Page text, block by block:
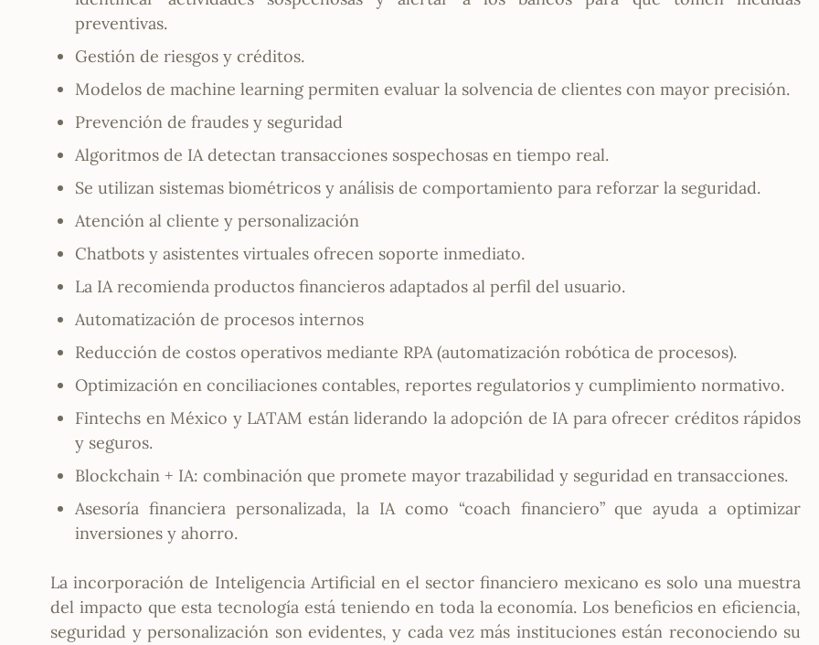
preventivas.
Gestión de riesgos y créditos.
Modelos de machine learning permiten evaluar la solvencia de clientes con mayor precisión.
Prevención de fraudes y seguridad
Algoritmos de IA detectan transacciones sospechosas en tiempo real.
Se utilizan sistemas biométricos y análisis de comportamiento para reforzar la seguridad.
Atención al cliente y personalización
Chatbots y asistentes virtuales ofrecen soporte inmediato.
La IA recomienda productos financieros adaptados al perfil del usuario.
Automatización de procesos internos
Reducción de costos operativos mediante RPA (automatización robótica de procesos).
Optimización en conciliaciones contables, reportes regulatorios y cumplimiento normativo.
Fintechs en México y LATAM están liderando la adopción de IA para ofrecer créditos rápidos
y seguros.
Blockchain + IA: combinación que promete mayor trazabilidad y seguridad en transacciones.
Asesoría financiera personalizada, la IA como “coach financiero” que ayuda a optimizar
inversiones y ahorro.
La incorporación de Inteligencia Artificial en el sector financiero mexicano es solo una muestra
del impacto que esta tecnología está teniendo en toda la economía. Los beneficios en eficiencia,
seguridad y personalización son evidentes, y cada vez más instituciones están reconociendo su